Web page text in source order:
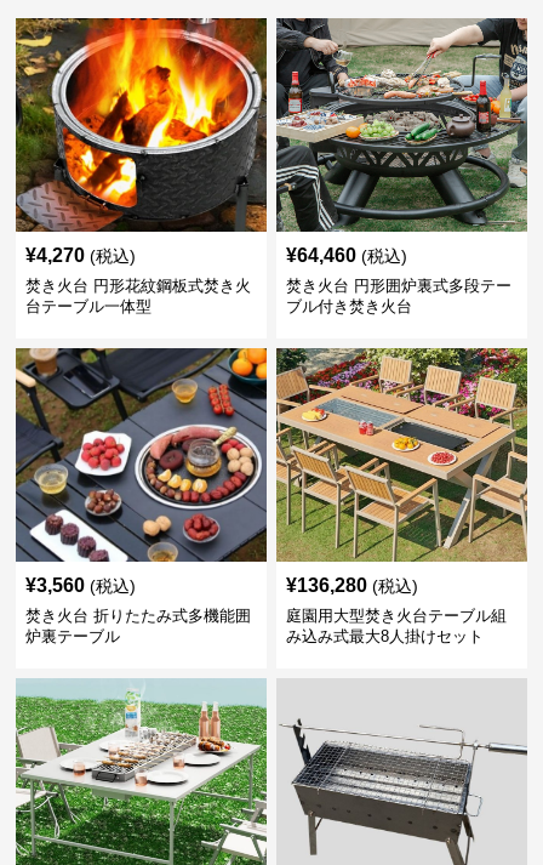
¥4,270 (税込)
焚き火台 円形花紋鋼板式焚き火
台テーブル一体型
¥64,460 (税込)
焚き火台 円形囲炉裏式多段テー
ブル付き焚き火台
¥3,560 (税込)
焚き火台 折りたたみ式多機能囲
炉裏テーブル
¥136,280 (税込)
庭園用大型焚き火台テーブル組
み込み式最大8人掛けセット